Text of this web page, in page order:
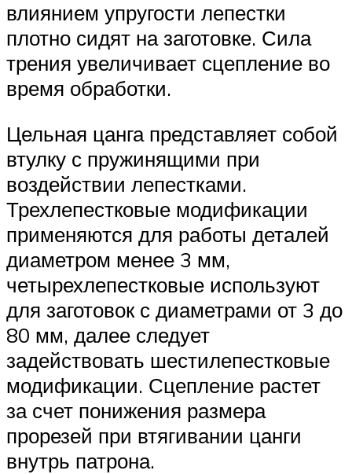
влиянием упругости лепестки
плотно сидят на заготовке. Сила
трения увеличивает сцепление во
время обработки.
Цельная цанга представляет собой
втулку с пружинящими при
воздействии лепестками.
Трехлепестковые модификации
применяются для работы деталей
диаметром менее 3 мм,
четырехлепестковые используют
для заготовок с диаметрами от 3 до
80 мм, далее следует
задействовать шестилепестковые
модификации. Сцепление растет
за счет понижения размера
прорезей при втягивании цанги
внутрь патрона.